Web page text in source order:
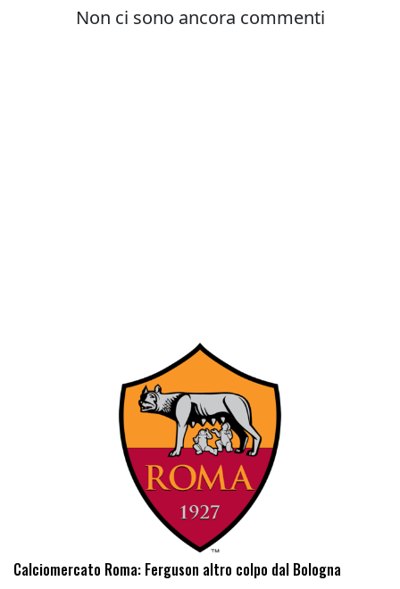
Calciomercato Roma: Ferguson altro colpo dal Bologna